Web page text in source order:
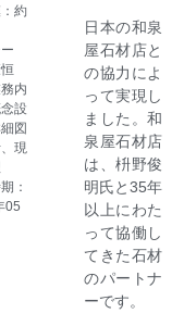
：約
内
設
図
現
：
05
日本の和泉
屋石材店と
の協力によ
って実現し
ました。和
泉屋石材店
は、枡野俊
明氏と35年
以上にわた
って協働し
てきた石材
のパートナ
ーです。